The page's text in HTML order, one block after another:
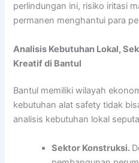
perlindungan ini, risiko iritasi
permanen menghantui para
Analisis Kebutuhan Lokal,
Kreatif di Bantul
Bantul memiliki wilayah
kebutuhan alat safety tidak
analisis kebutuhan lokal
Sektor Konstruksi.